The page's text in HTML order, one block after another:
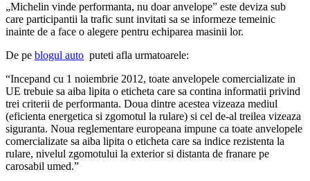
„Michelin vinde performanta, nu doar anvelope” este deviza sub
care participantii la trafic sunt invitati sa se informeze temeinic
inainte de a face o alegere pentru echiparea masinii lor.
De pe blogul auto puteti afla urmatoarele:
“Incepand cu 1 noiembrie 2012, toate anvelopele comercializate in
UE trebuie sa aiba lipita o eticheta care sa contina informatii privind
trei criterii de performanta. Doua dintre acestea vizeaza mediul
(eficienta energetica si zgomotul la rulare) si cel de-al treilea vizeaza
siguranta. Noua reglementare europeana impune ca toate anvelopele
comercializate sa aiba lipita o eticheta care sa indice rezistenta la
rulare, nivelul zgomotului la exterior si distanta de franare pe
carosabil umed.”